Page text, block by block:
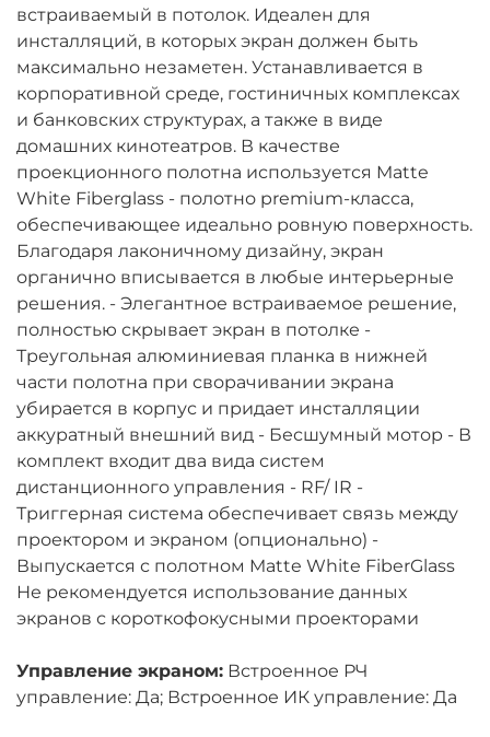
встраиваемый в потолок. Идеален для
инсталляций, в которых экран должен быть
максимально незаметен. Устанавливается в
корпоративной среде, гостиничных комплексах
и банковских структурах, а также в виде
домашних кинотеатров. В качестве
проекционного полотна используется Matte
White Fiberglass - полотно premium-класса,
обеспечивающее идеально ровную поверхность.
Благодаря лаконичному дизайну, экран
органично вписывается в любые интерьерные
решения. - Элегантное встраиваемое решение,
полностью скрывает экран в потолке -
Треугольная алюминиевая планка в нижней
части полотна при сворачивании экрана
убирается в корпус и придает инсталляции
аккуратный внешний вид - Бесшумный мотор - В
комплект входит два вида систем
дистанционного управления - RF/ IR -
Триггерная система обеспечивает связь между
проектором и экраном (опционально) -
Выпускается с полотном Matte White FiberGlass
Не рекомендуется использование данных
экранов с короткофокусными проекторами
Управление экраном: Встроенное РЧ
управление: Да; Встроенное ИК управление: Да